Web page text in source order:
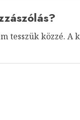
tesszük közzé. A